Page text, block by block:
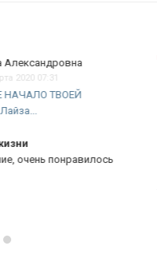
07:31
ТВОЕЙ
очень понравилось